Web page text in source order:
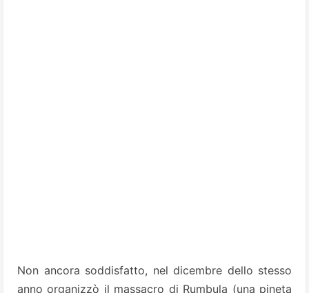
Non ancora soddisfatto, nel dicembre dello stesso
anno organizzò il massacro di Rumbula (una pineta